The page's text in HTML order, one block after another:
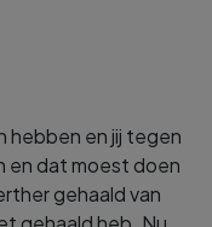
hebben en jij tegen
en dat moest doen
gehaald van